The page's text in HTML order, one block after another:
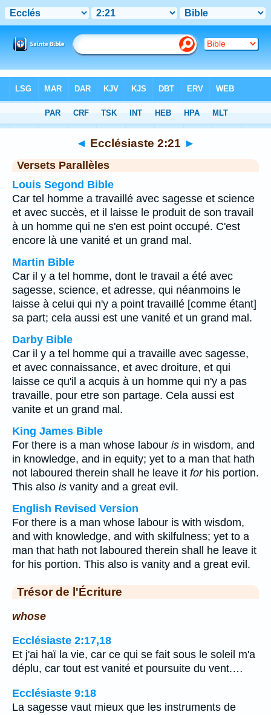
Chapitre 2 > Verset 21
◄ Ecclésiaste 2:21 ►
Versets Parallèles
Louis Segond Bible
Car tel homme a travaillé avec sagesse et science
et avec succès, et il laisse le produit de son travail
à un homme qui ne s'en est point occupé. C'est
encore là une vanité et un grand mal.
Martin Bible
Car il y a tel homme, dont le travail a été avec
sagesse, science, et adresse, qui néanmoins le
laisse à celui qui n'y a point travaillé [comme étant]
sa part; cela aussi est une vanité et un grand mal.
Darby Bible
Car il y a tel homme qui a travaille avec sagesse,
et avec connaissance, et avec droiture, et qui
laisse ce qu'il a acquis à un homme qui n'y a pas
travaille, pour etre son partage. Cela aussi est
vanite et un grand mal.
King James Bible
For there is a man whose labour is in wisdom, and
in knowledge, and in equity; yet to a man that hath
not laboured therein shall he leave it forhis portion.
This also is vanity and a great evil.
English Revised Version
For there is a man whose labour is with wisdom,
and with knowledge, and with skilfulness; yet to a
man that hath not laboured therein shall he leave it
for his portion. This also is vanity and a great evil.
Trésor de l'Écriture
whose
Ecclésiaste 2:17,18
Et j'ai haï la vie, car ce qui se fait sous le soleil m'a
déplu, car tout est vanité et poursuite du vent.…
Ecclésiaste 9:18
La sagesse vaut mieux que les instruments de